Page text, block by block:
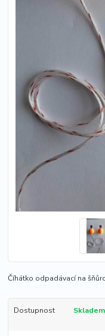
Číhátko odpadávací na
Dostupnost Skladem